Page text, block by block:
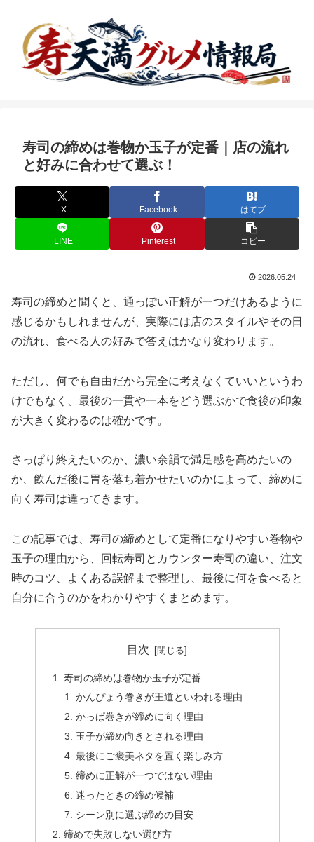
寿司の締めは巻物か玉子が定番｜店の流れ
と好みに合わせて選ぶ！
X Facebook はてブ
LINE Pinterest コピー
2026.05.24
寿司の締めと聞くと、通っぽい正解が一つだけあるように
感じるかもしれませんが、実際には店のスタイルやその日
の流れ、食べる人の好みで答えはかなり変わります。
ただし、何でも自由だから完全に考えなくていいというわ
けでもなく、最後の一貫や一本をどう選ぶかで食後の印象
が大きく変わるのは確かです。
さっぱり終えたいのか、濃い余韻で満足感を高めたいの
か、飲んだ後に胃を落ち着かせたいのかによって、締めに
向く寿司は違ってきます。
この記事では、寿司の締めとして定番になりやすい巻物や
玉子の理由から、回転寿司とカウンター寿司の違い、注文
時のコツ、よくある誤解まで整理し、最後に何を食べると
自分に合うのかをわかりやすくまとめます。
目次
寿司の締めは巻物か玉子が定番
かんぴょう巻きが王道といわれる理由
かっぱ巻きが締めに向く理由
玉子が締め向きとされる理由
最後にご褒美ネタを置く楽しみ方
締めに正解が一つではない理由
迷ったときの締め候補
シーン別に選ぶ締めの目安
締めで失敗しない選び方